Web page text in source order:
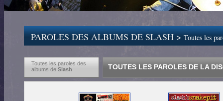
PAROLES DES ALBUMS DE SLASH >Toutes les
Toutes les paroles des
albums de Slash TOUTES LES PAROLES DE LA